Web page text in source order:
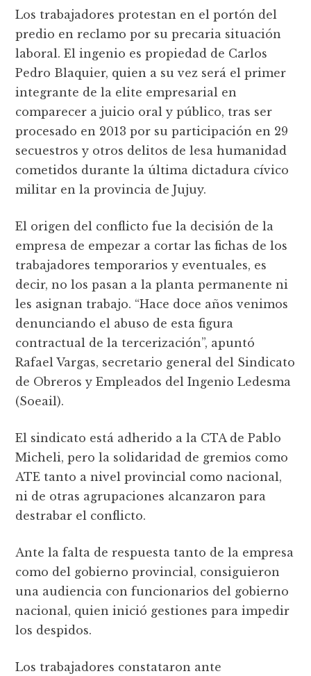
Los trabajadores protestan en el portón del
predio en reclamo por su precaria situación
laboral. El ingenio es propiedad de Carlos
Pedro Blaquier, quien a su vez será el primer
integrante de la elite empresarial en
comparecer a juicio oral y público, tras ser
procesado en 2013 por su participación en 29
secuestros y otros delitos de lesa humanidad
cometidos durante la última dictadura cívico
militar en la provincia de Jujuy.
El origen del conflicto fue la decisión de la
empresa de empezar a cortar las fichas de los
trabajadores temporarios y eventuales, es
decir, no los pasan a la planta permanente ni
les asignan trabajo. “Hace doce años venimos
denunciando el abuso de esta figura
contractual de la tercerización”, apuntó
Rafael Vargas, secretario general del Sindicato
de Obreros y Empleados del Ingenio Ledesma
(Soeail).
El sindicato está adherido a la CTA de Pablo
Micheli, pero la solidaridad de gremios como
ATE tanto a nivel provincial como nacional,
ni de otras agrupaciones alcanzaron para
destrabar el conflicto.
Ante la falta de respuesta tanto de la empresa
como del gobierno provincial, consiguieron
una audiencia con funcionarios del gobierno
nacional, quien inició gestiones para impedir
los despidos.
Los trabajadores constataron ante